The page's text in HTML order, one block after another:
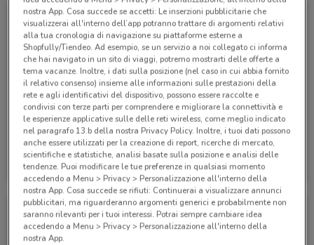
Alpitour
Scade il 31/10 243 m
Alpitour
Scade il 31/10
nostra App. Cosa succede se accetti: Le inserzioni pubblicitarie che
visualizzerai all'interno dell’app potranno trattare di argomenti relativi
alla tua cronologia di navigazione su piattaforme esterne a
Shopfully/Tiendeo. Ad esempio, se un servizio a noi collegato ci informa
che hai navigato in un sito di viaggi, potremo mostrarti delle offerte a
tema vacanze. Inoltre, i dati sulla posizione (nel caso in cui abbia fornito
il relativo consenso) insieme alle informazioni sulle prestazioni della
rete e agli identificativi del dispositivo, possono essere raccolte e
condivisi con terze parti per comprendere e migliorare la connettività e
le esperienze applicative sulle delle reti wireless, come meglio indicato
nel paragrafo 13.b della nostra Privacy Policy. Inoltre, i tuoi dati possono
anche essere utilizzati per la creazione di report, ricerche di mercato,
scientifiche e statistiche, analisi basate sulla posizione e analisi delle
tendenze. Puoi modificare le tue preferenze in qualsiasi momento
accedendo a Menu > Privacy > Personalizzazione all'interno della
nostra App. Cosa succede se rifiuti: Continuerai a visualizzare annunci
pubblicitari, ma riguarderanno argomenti generici e probabilmente non
saranno rilevanti per i tuoi interessi. Potrai sempre cambiare idea
accedendo a Menu > Privacy > Personalizzazione all'interno della
nostra App.